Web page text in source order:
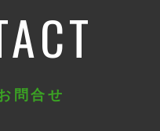
問合せ